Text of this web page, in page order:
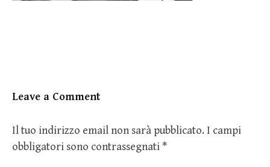
Leave a Comment
Il tuo indirizzo email non sarà pubblicato. I campi
obbligatori sono contrassegnati *